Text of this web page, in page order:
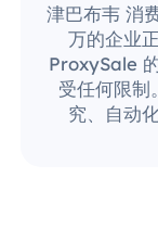
津巴布韦 消
万的企业
ProxySale
受任何限制
究、自动